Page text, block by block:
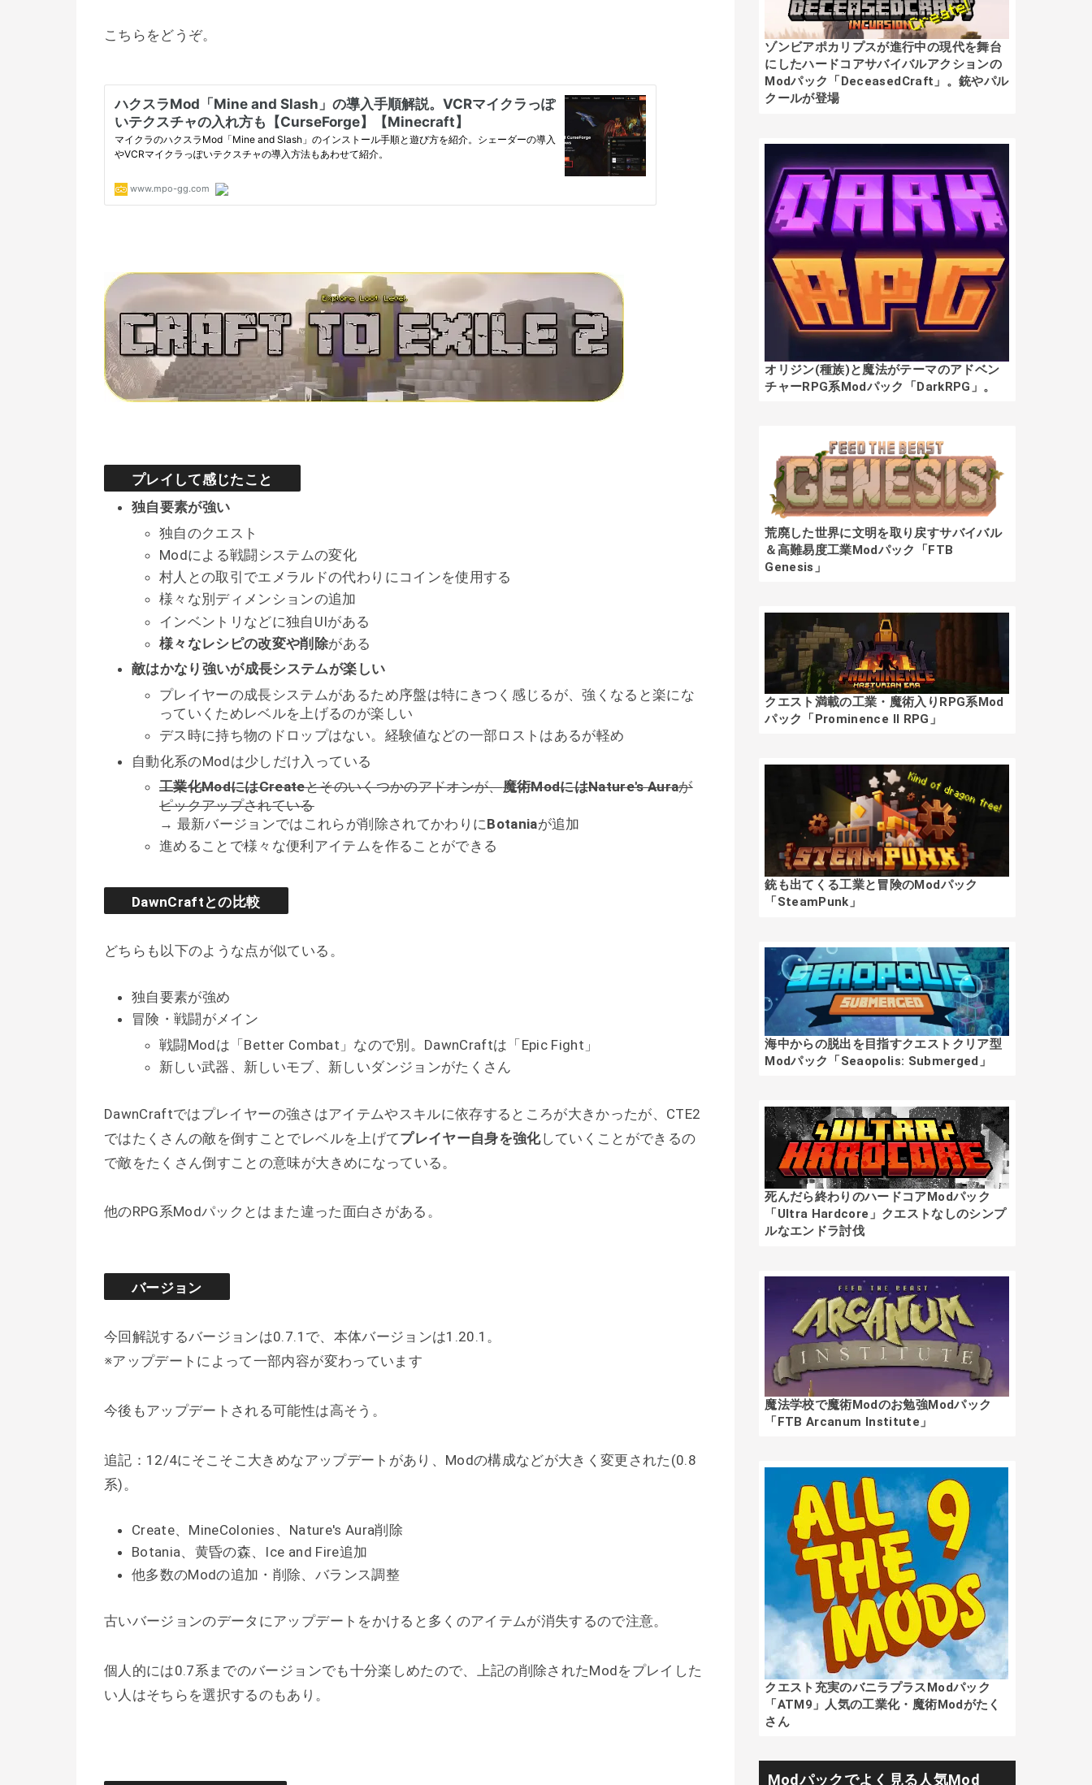
こちらをどうぞ。
プレイして感じたこと
独自要素が強い
独自のクエスト
Modによる戦闘システムの変化
村人との取引でエメラルドの代わりにコインを使用する
様々な別ディメンションの追加
インベントリなどに独自UIがある
様々なレシピの改変や削除がある
敵はかなり強いが成長システムが楽しい
プレイヤーの成長システムがあるため序盤は特にきつく感じるが、強くなると楽にな
っていくためレベルを上げるのが楽しい
デス時に持ち物のドロップはない。経験値などの一部ロストはあるが軽め
自動化系のModは少しだけ入っている
工業化ModにはCreateとそのいくつかのアドオンが、魔術ModにはNature's Auraが
ピックアップされている
→ 最新バージョンではこれらが削除されてかわりにBotaniaが追加
進めることで様々な便利アイテムを作ることができる
DawnCraftとの比較
どちらも以下のような点が似ている。
独自要素が強め
冒険・戦闘がメイン
戦闘Modは「Better Combat」なので別。DawnCraftは「Epic Fight」
新しい武器、新しいモブ、新しいダンジョンがたくさん
DawnCraftではプレイヤーの強さはアイテムやスキルに依存するところが大きかったが、CTE2
ではたくさんの敵を倒すことでレベルを上げてプレイヤー自身を強化していくことができるの
で敵をたくさん倒すことの意味が大きめになっている。
他のRPG系Modパックとはまた違った面白さがある。
バージョン
今回解説するバージョンは0.7.1で、本体バージョンは1.20.1。
※アップデートによって一部内容が変わっています
今後もアップデートされる可能性は高そう。
追記：12/4にそこそこ大きめなアップデートがあり、Modの構成などが大きく変更された(0.8
系)。
Create、MineColonies、Nature's Aura削除
Botania、黄昏の森、Ice and Fire追加
他多数のModの追加・削除、バランス調整
古いバージョンのデータにアップデートをかけると多くのアイテムが消失するので注意。
個人的には0.7系までのバージョンでも十分楽しめたので、上記の削除されたModをプレイした
い人はそちらを選択するのもあり。
ゾンビアポカリプスが進行中の現代を舞台
にしたハードコアサバイバルアクションの
Modパック「DeceasedCraft」。銃やパル
クールが登場
オリジン(種族)と魔法がテーマのアドベン
チャーRPG系Modパック「DarkRPG」。
荒廃した世界に文明を取り戻すサバイバル
＆高難易度工業Modパック「FTB
Genesis」
クエスト満載の工業・魔術入りRPG系Mod
パック「Prominence II RPG」
銃も出てくる工業と冒険のModパック
「SteamPunk」
海中からの脱出を目指すクエストクリア型
Modパック「Seaopolis: Submerged」
死んだら終わりのハードコアModパック
「Ultra Hardcore」クエストなしのシンプ
ルなエンドラ討伐
魔法学校で魔術Modのお勉強Modパック
「FTB Arcanum Institute」
クエスト充実のバニラプラスModパック
「ATM9」人気の工業化・魔術Modがたく
さん
Modパックでよく見る人気Mod